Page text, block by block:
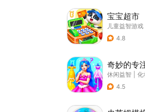
宝宝超市
儿童益智游戏
4.8
奇妙的专
休闲益智 化
4.5